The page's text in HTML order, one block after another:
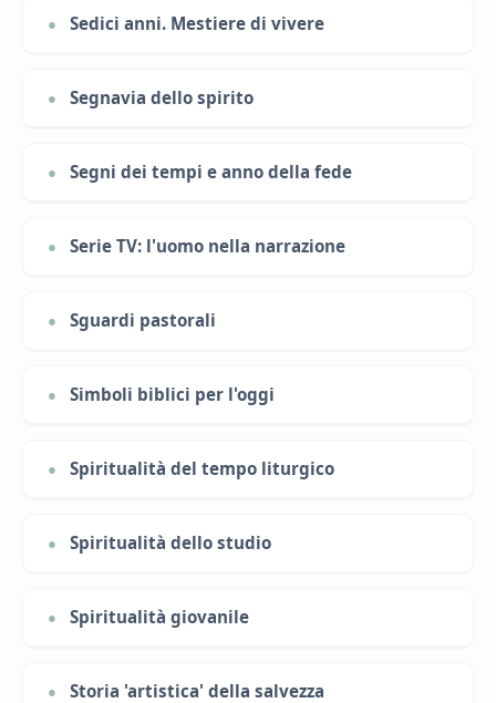
Sedici anni. Mestiere di vivere
Segnavia dello spirito
Segni dei tempi e anno della fede
Serie TV: l'uomo nella narrazione
Sguardi pastorali
Simboli biblici per l'oggi
Spiritualità del tempo liturgico
Spiritualità dello studio
Spiritualità giovanile
Storia 'artistica' della salvezza